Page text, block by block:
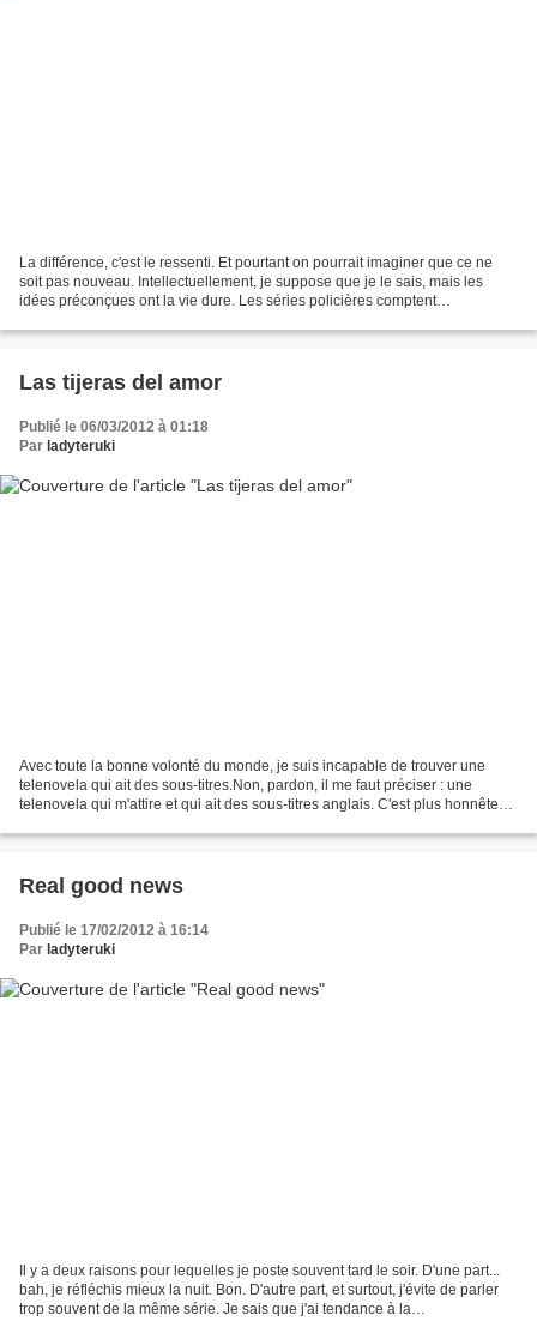
La différence, c'est le ressenti. Et pourtant on pourrait imaginer que ce ne
soit pas nouveau. Intellectuellement, je suppose que je le sais, mais les
idées préconçues ont la vie dure. Les séries policières comptent
Las tijeras del amor
Publié le 06/03/2012 à 01:18
Par ladyteruki
Avec toute la bonne volonté du monde, je suis incapable de trouver une
telenovela qui ait des sous-titres.Non, pardon, il me faut préciser : une
telenovela qui m'attire et qui ait des sous-titres anglais. C'est plus honnête
Real good news
Publié le 17/02/2012 à 16:14
Par ladyteruki
Il y a deux raisons pour lequelles je poste souvent tard le soir. D'une part...
bah, je réfléchis mieux la nuit. Bon. D'autre part, et surtout, j'évite de parler
trop souvent de la même série. Je sais que j'ai tendance à la